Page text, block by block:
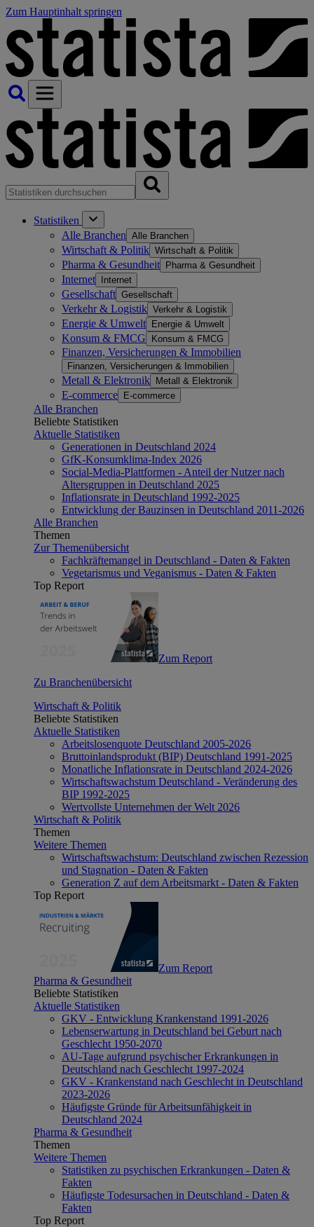
Zum Hauptinhalt springen
Statistiken
Alle Branchen Alle Branchen
Wirtschaft & Politik Wirtschaft & Politik
Pharma & Gesundheit Pharma & Gesundheit
Internet Internet
Gesellschaft Gesellschaft
Verkehr & Logistik Verkehr & Logistik
Energie & Umwelt Energie & Umwelt
Konsum & FMCG Konsum & FMCG
Finanzen, Versicherungen & Immobilien
Finanzen, Versicherungen & Immobilien
Metall & Elektronik Metall & Elektronik
E-commerce E-commerce
Alle Branchen
Beliebte Statistiken
Aktuelle Statistiken
Generationen in Deutschland 2024
GfK-Konsumklima-Index 2026
Social-Media-Plattformen - Anteil der Nutzer nach
Altersgruppen in Deutschland 2025
Inflationsrate in Deutschland 1992-2025
Entwicklung der Bauzinsen in Deutschland 2011-2026
Alle Branchen
Themen
Zur Themenübersicht
Fachkräftemangel in Deutschland - Daten & Fakten
Vegetarismus und Veganismus - Daten & Fakten
Top Report
Zum Report
Zu Branchenübersicht
Wirtschaft & Politik
Beliebte Statistiken
Aktuelle Statistiken
Arbeitslosenquote Deutschland 2005-2026
Bruttoinlandsprodukt (BIP) Deutschland 1991-2025
Monatliche Inflationsrate in Deutschland 2024-2026
Wirtschaftswachstum Deutschland - Veränderung des
BIP 1992-2025
Wertvollste Unternehmen der Welt 2026
Wirtschaft & Politik
Themen
Weitere Themen
Wirtschaftswachstum: Deutschland zwischen Rezession
und Stagnation - Daten & Fakten
Generation Z auf dem Arbeitsmarkt - Daten & Fakten
Top Report
Zum Report
Pharma & Gesundheit
Beliebte Statistiken
Aktuelle Statistiken
GKV - Entwicklung Krankenstand 1991-2026
Lebenserwartung in Deutschland bei Geburt nach
Geschlecht 1950-2070
AU-Tage aufgrund psychischer Erkrankungen in
Deutschland nach Geschlecht 1997-2024
GKV - Krankenstand nach Geschlecht in Deutschland
2023-2026
Häufigste Gründe für Arbeitsunfähigkeit in
Deutschland 2024
Pharma & Gesundheit
Themen
Weitere Themen
Statistiken zu psychischen Erkrankungen - Daten &
Fakten
Häufigste Todesursachen in Deutschland - Daten &
Fakten
Top Report